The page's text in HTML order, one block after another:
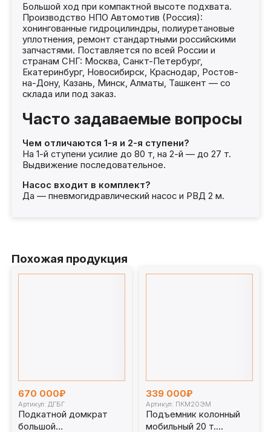
Большой ход при компактной высоте подхвата.
Производство НПО Автомотив (Россия):
хонингованные гидроцилиндры, полиуретановые
уплотнения, ремонт стандартными российскими
запчастями. Поставляется по всей России и
странам СНГ: Москва, Санкт-Петербург,
Екатеринбург, Новосибирск, Краснодар, Ростов-
на-Дону, Казань, Минск, Алматы, Ташкент — со
склада или под заказ.
Часто задаваемые вопросы
Чем отличаются 1-я и 2-я ступени?
На 1-й ступени усилие до 80 т, на 2-й — до 27 т.
Выдвижение последовательное.
Насос входит в комплект?
Да — пневмогидравлический насос и РВД 2 м.
Похожая продукция
670 000₽
Артикул: ДГБГ
Подкатной домкрат
большой
339 000₽
Артикул: ПКМ20ЭМ
Подъемник колонный
мобильный 20 т.